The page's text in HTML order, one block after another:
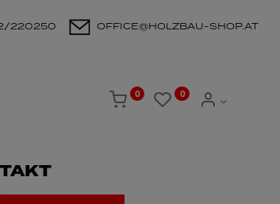
220250 OFFICE@HOLZBAU-SHOP.AT
0 0